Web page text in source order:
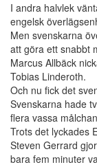
I andra halvlek
engelsk
Men svenskarna
att göra ett snabbt
Marcus Allbäck
Tobias Linderoth.
Och nu fick det
Svenskarna hade
flera vassa
Trots det lyckades
Steven Gerrard
bara fem minuter